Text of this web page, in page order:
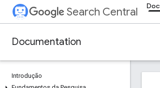
Search Central
Documentation
Introdução